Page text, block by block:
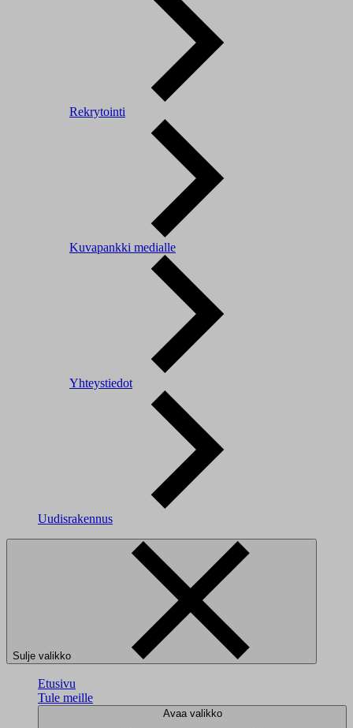
Rekrytointi
Kuvapankki medialle
Yhteystiedot
Uudisrakennus
Sulje valikko
Etusivu
Tule meille
Avaa valikko